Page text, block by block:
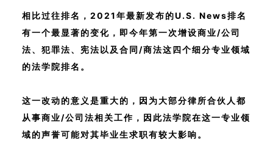
相比过往排名，2021年最新发布的U.S. News排名
有一个最显著的变化，即今年第一次增设商业/公司
法、犯罪法、宪法以及合同/商法这四个细分专业领域
的法学院排名。
这一改动的意义是重大的，因为大部分律所合伙人都
从事商业/公司法相关工作，因此法学院在这一专业领
域的声誉可能对其毕业生求职有较大影响。